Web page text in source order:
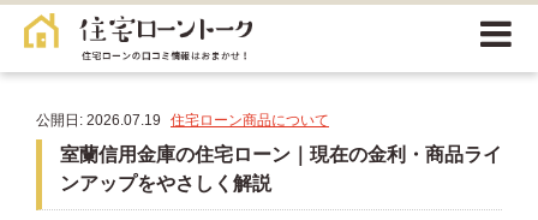
公開日: 2026.07.19 住宅ローン商品について
室蘭信用金庫の住宅ローン｜現在の金利・商品ライ
ンアップをやさしく解説